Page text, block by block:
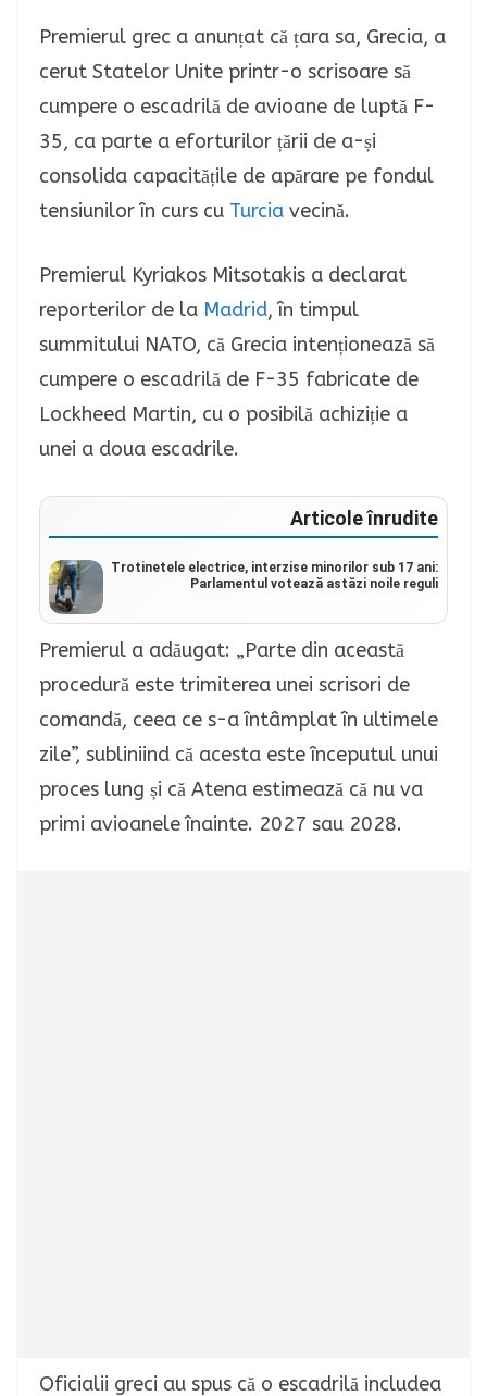
Premierul grec a anunțat că țara sa, Grecia, a
cerut Statelor Unite printr-o scrisoare să
cumpere o escadrilă de avioane de luptă F-
35, ca parte a eforturilor țării de a-și
consolida capacitățile de apărare pe fondul
tensiunilor în curs cu Turcia vecină.
Premierul Kyriakos Mitsotakis a declarat
reporterilor de la Madrid, în timpul
summitului NATO, că Grecia intenționează să
cumpere o escadrilă de F-35 fabricate de
Lockheed Martin, cu o posibilă achiziție a
unei a doua escadrile.
Articole înrudite
Trotinetele electrice, interzise minorilor sub 17 ani:
Parlamentul votează astăzi noile reguli
Premierul a adăugat: „Parte din această
procedură este trimiterea unei scrisori de
comandă, ceea ce s-a întâmplat în ultimele
zile”, subliniind că acesta este începutul unui
proces lung și că Atena estimează că nu va
primi avioanele înainte. 2027 sau 2028.
Oficialii greci au spus că o escadrilă includea